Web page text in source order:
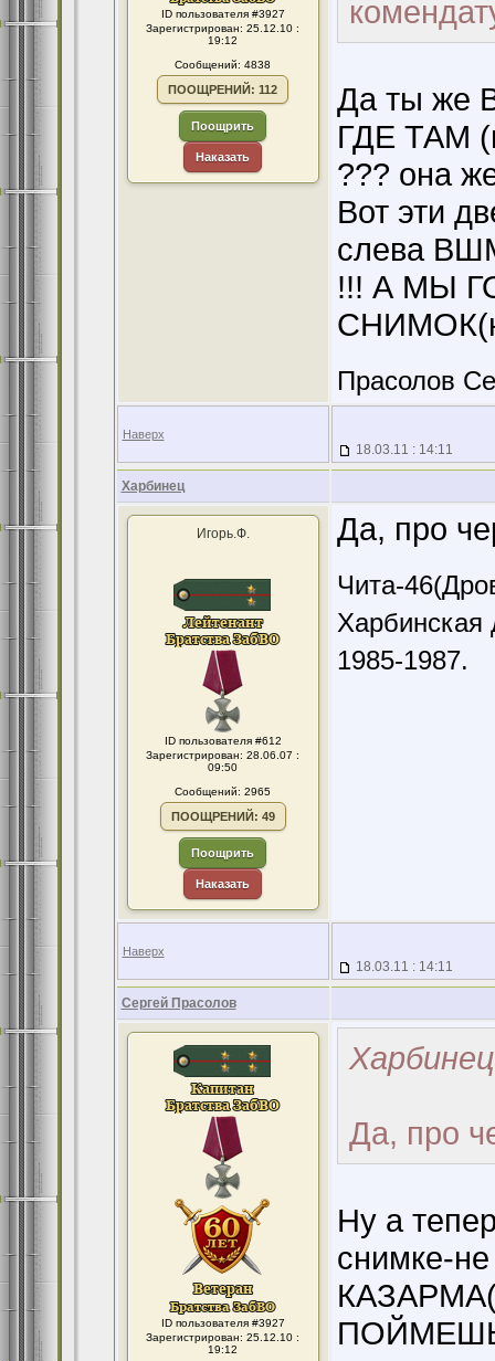
ID пользователя #3927
Зарегистрирован: 25.12.10 :
19:12
Сообщений: 4838
ПООЩРЕНИЙ: 112
Поощрить
Наказать
Да ты же
ГДЕ ТАМ
??? она
Вот эти
слева
!!! А МЫ
Прасолов
Наверх
18.03.11 : 14:11
Харбинец
Игорь.Ф.
ID пользователя #612
Зарегистрирован: 28.06.07 :
09:50
Сообщений: 2965
ПООЩРЕНИЙ: 49
Поощрить
Наказать
Да, про
Чита-
Харбинская
1985-1987.
Наверх
18.03.11 : 14:11
Сергей Прасолов
ID пользователя #3927
Зарегистрирован: 25.12.10 :
19:12
Да, про
Ну а
снимке-